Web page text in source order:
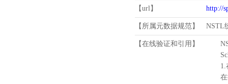
【url】 http://
【所属元数据规范】 NSTL
【在线验证和引用】
1.
在待